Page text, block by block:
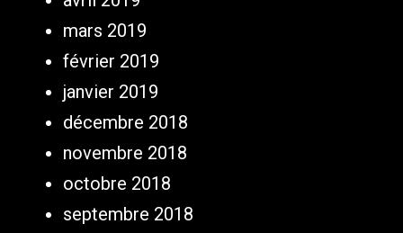
mars 2019
février 2019
janvier 2019
décembre 2018
novembre 2018
octobre 2018
septembre 2018